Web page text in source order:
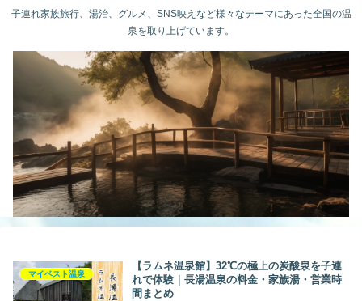
子連れ家族旅行、湯治、グルメ、SNS映えなど様々なテーマにあった全国の温
泉を取り上げています。
マイベスト温泉
【ラムネ温泉館】32℃の極上の炭酸泉を子連
れで体験｜長湯温泉の料金・家族湯・営業時
間まとめ